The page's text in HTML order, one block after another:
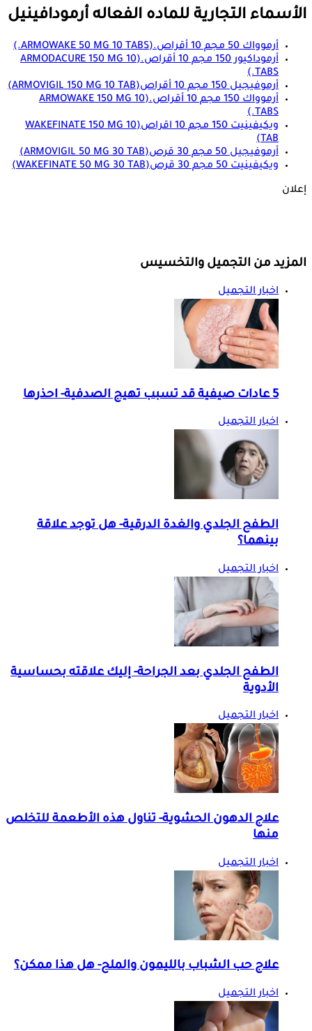
الأسماء التجارية للماده الفعاله أرمودافينيل
أرموواك 50 مجم 10 أقراص.
(ARMOWAKE 50 MG 10 TABS.)
أرموداكيور 150 مجم 10 أقراص.
(ARMODACURE 150 MG 10
TABS.)
أرموفيجيل 150 مجم 10 أقراص
(ARMOVIGIL 150 MG 10 TAB)
أرموواك 150 مجم 10 أقراص.
(ARMOWAKE 150 MG 10
TABS.)
ويكيفينيت 150 مجم 10 اقراص
(WAKEFINATE 150 MG 10
TAB)
أرموفيجيل 50 مجم 30 قرص
(ARMOVIGIL 50 MG 30 TAB)
ويكيفينيت 50 مجم 30 قرص
(WAKEFINATE 50 MG 30 TAB)
إعلان
المزيد من التجميل والتخسيس
اخبار التجميل
5 عادات صيفية قد تسبب تهيج الصدفية- احذرها
اخبار التجميل
الطفح الجلدي والغدة الدرقية- هل توجد علاقة
بينهما؟
اخبار التجميل
الطفح الجلدي بعد الجراحة- إليك علاقته بحساسية
الأدوية
اخبار التجميل
علاج الدهون الحشوية- تناول هذه الأطعمة للتخلص
منها
اخبار التجميل
علاج حب الشباب بالليمون والملح- هل هذا ممكن؟
اخبار التجميل